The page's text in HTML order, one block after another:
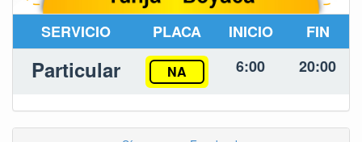
SERVICIO PLACA INICIO FIN
Particular NA 6:00 20:00